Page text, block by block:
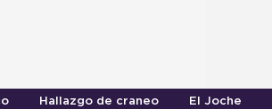
Hallazgo de craneo El Joche